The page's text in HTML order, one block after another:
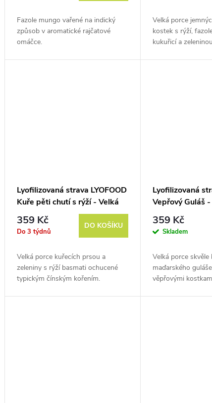
Fazole mungo vařené na indický
způsob v aromatické rajčatové
omáčce.
Velká porce
kostek s rýží,
kukuřicí a
Lyofilizovaná strava LYOFOOD
Kuře pěti chutí s rýží - Velká
porce
359 Kč
Do 3 týdnů
DO KOŠÍKU
Velká porce kuřecích prsou a
zeleniny s rýží basmati ochucené
typickým čínským kořením.
Lyofilizovaná
Vepřový Guláš
359 Kč
Skladem
Velká porce skvěle
maďarského
věpřovými